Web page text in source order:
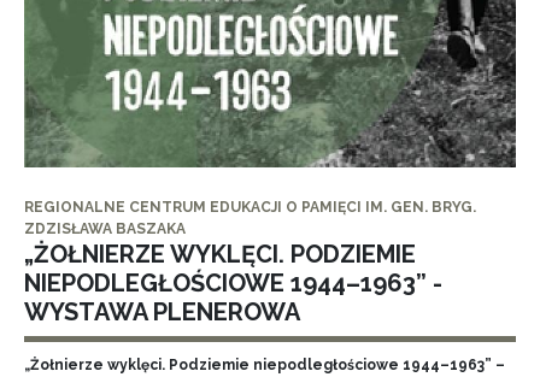
REGIONALNE CENTRUM EDUKACJI O PAMIĘCI IM. GEN. BRYG.
ZDZISŁAWA BASZAKA
„ŻOŁNIERZE WYKLĘCI. PODZIEMIE
NIEPODLEGŁOŚCIOWE 1944–1963” -
WYSTAWA PLENEROWA
„Żołnierze wyklęci. Podziemie niepodległościowe 1944–1963” –